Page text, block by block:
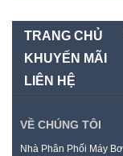
TRANG CHỦ
KHUYẾN MÃI
LIÊN HỆ
VỀ CHÚNG TÔI
Nhà Phân Phối Máy